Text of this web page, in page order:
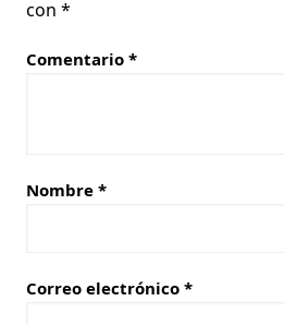
con *
Comentario *
Nombre *
Correo electrónico *